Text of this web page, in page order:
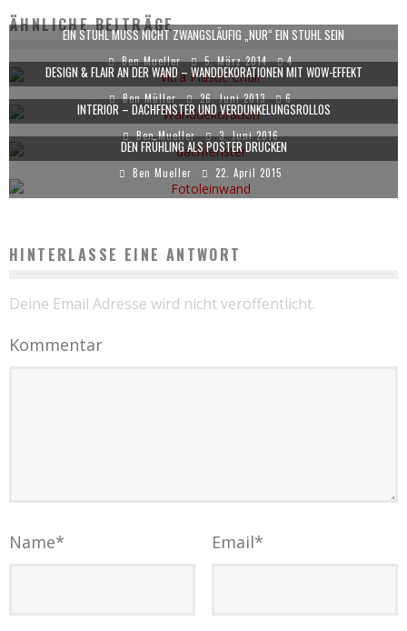
ÄHNLICHE BEITRÄGE
EIN STUHL MUSS NICHT ZWANGSLÄUFIG „NUR“ EIN STUHL SEIN
Ben Mueller 5. März 2014 4
DESIGN & FLAIR AN DER WAND – WANDDEKORATIONEN MIT WOW-EFFEKT
Ben Müller 26. Juni 2013 6
INTERIOR – DACHFENSTER UND VERDUNKELUNGSROLLOS
Ben Mueller 3. Juni 2016
DEN FRÜHLING ALS POSTER DRUCKEN
Ben Mueller 22. April 2015
HINTERLASSE EINE ANTWORT
Deine Email Adresse wird nicht veröffentlicht.
Kommentar
Name* Email*